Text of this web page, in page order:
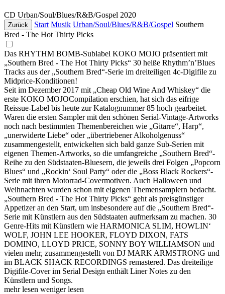
CD Urban/Soul/Blues/R&B/Gospel 2020
Zurück Start Musik Urban/Soul/Blues/R&B/Gospel Southern
Bred - The Hot Thirty Picks
Das RHYTHM BOMB-Sublabel KOKO MOJO präsentiert mit
„Southern Bred - The Hot Thirty Picks“ 30 heiße Rhythm’n’Blues
Tracks aus der „Southern Bred“-Serie im dreiteiligen 4c-Digifile zu
Midprice-Konditionen!
Seit im Dezember 2017 mit „Cheap Old Wine And Whiskey“ die
erste KOKO MOJOCompilation erschien, hat sich das eifrige
Reissue-Label bis heute zur Katalognummer 85 hoch gearbeitet.
Waren die ersten Sampler mit den schönen Serial-Vintage-Artworks
noch nach bestimmten Themenbereichen wie „Gitarre“, Harp“,
„unerwiderte Liebe“ oder „übertriebener Alkoholgenuss“
zusammengestellt, entwickelten sich bald ganze Sub-Serien mit
eigenen Themen-Artworks, so die umfangreiche „Southern Bred“-
Reihe zu den Südstaaten-Bluesern, die jeweils drei Folgen „Popcorn
Blues“ und „Rockin‘ Soul Party“ oder die „Boss Black Rockers“-
Serie mit ihren Motorrad-Covermotiven. Auch Halloween und
Weihnachten wurden schon mit eigenen Themensamplern bedacht.
„Southern Bred - The Hot Thirty Picks“ geht als preisgünstiger
Appetizer an den Start, um insbesondere auf die „Southern Bred“-
Serie mit Künstlern aus den Südstaaten aufmerksam zu machen. 30
Genre-Hits mit Künstlern wie HARMONICA SLIM, HOWLIN‘
WOLF, JOHN LEE HOOKER, FLOYD DIXON, FATS
DOMINO, LLOYD PRICE, SONNY BOY WILLIAMSON und
vielen mehr, zusammengestellt von DJ MARK ARMSTRONG und
im BLACK SHACK RECORDINGS remastered. Das dreiteilige
Digifile-Cover im Serial Design enthält Liner Notes zu den
Künstlern und Songs.
mehr lesen weniger lesen